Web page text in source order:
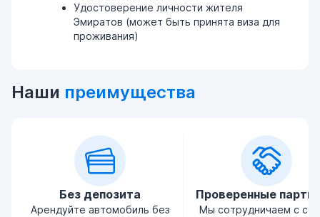
Удостоверение личности жителя
Эмиратов (может быть принята виза для
проживания)
Наши преимущества
Без депозита
Арендуйте автомобиль без
Проверенные
Мы сотрудничаем с